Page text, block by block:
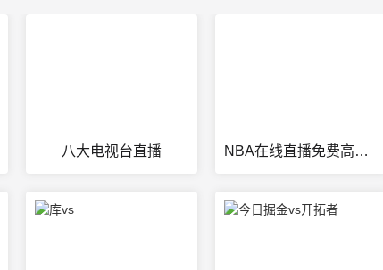
八大电视台直播 NBA在线直播免费高清无插件直播